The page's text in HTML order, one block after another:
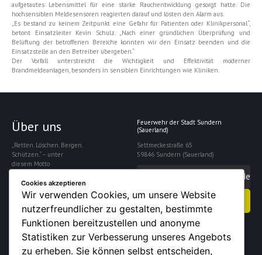
aufgetautes Lebensmittel für eine starke Rauchentwicklung gesorgt hatte. Die
hochsensiblen Meldesensoren reagierten darauf und lösten den Alarm aus.
„Es bestand zu keinem Zeitpunkt eine Gefahr für Patienten oder Klinikpersonal“,
betont Einsatzleiter Kevin Schulz. „Nach einer gründlichen Überprüfung und
Belüftung der betroffenen Bereiche konnten wir den Einsatz beenden und die
Einsatzstelle an den Betreiber übergeben.“
Der Vorfall unterstreicht die Wichtigkeit und Effektivität moderner
Brandmeldeanlagen, besonders in sensiblen Einrichtungen wie Kliniken.
Über uns
„Retten. Löschen. Bergen.
Schützen.“ – unter
diesem Motto
Freiwillige Feuerwehr
Sundern die Sicherheit
der rund 28.000
Einwohner der Stadt.
Feuerwehr der Stadt Sundern
(Sauerland)
Settmeckestraße 65
59846 Sundern (Sauerland)
info@feuerwehrsundern.de
Kontakt aufnehmen
Cookies akzeptieren
Wir verwenden Cookies, um unsere Website
nutzerfreundlicher zu gestalten, bestimmte
Funktionen bereitzustellen und anonyme
Statistiken zur Verbesserung unseres Angebots
zu erheben. Sie können selbst entscheiden,